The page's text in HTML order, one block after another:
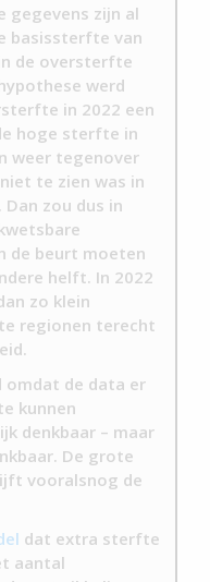
gegevens zijn al
basissterfte van
de oversterfte
werd
in 2022 een
hoge sterfte in
weer tegenover
te zien was in
zou dus in
de beurt moeten
helft. In 2022
zo klein
regionen terecht
de data er
kunnen
denkbaar – maar
De grote
vooralsnog de
dat extra sterfte
aantal